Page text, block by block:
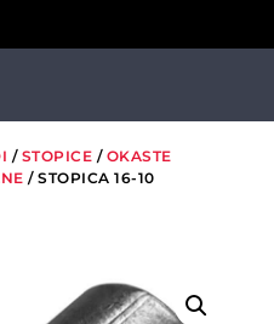
/ STOPICE / OKASTE
/ STOPICA 16-10